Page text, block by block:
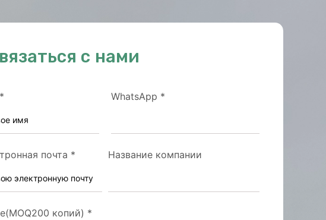
с нами
* WhatsApp *
почта * Название компании
копий) *